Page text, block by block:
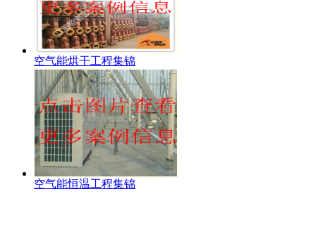
空气能烘干工程集锦
空气能恒温工程集锦